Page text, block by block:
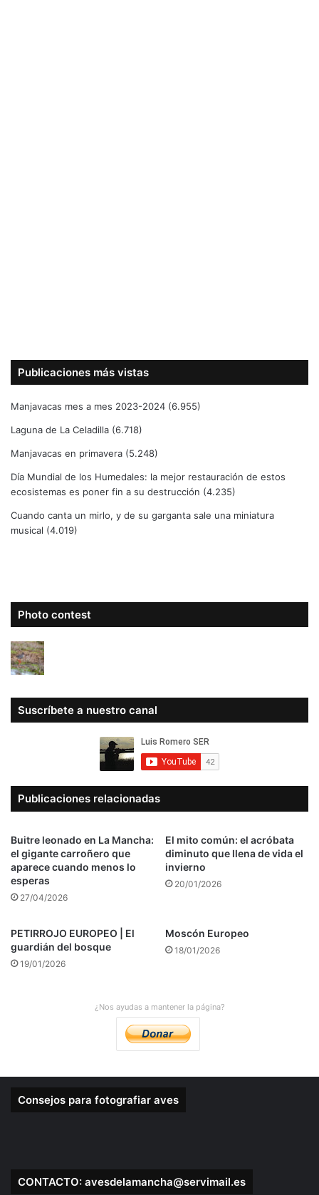
Publicaciones más vistas
Manjavacas mes a mes 2023-2024 (6.955)
Laguna de La Celadilla (6.718)
Manjavacas en primavera (5.248)
Día Mundial de los Humedales: la mejor restauración de estos
ecosistemas es poner fin a su destrucción (4.235)
Cuando canta un mirlo, y de su garganta sale una miniatura
musical (4.019)
Photo contest
Suscríbete a nuestro canal
Publicaciones relacionadas
Buitre leonado en La Mancha:
el gigante carroñero que
aparece cuando menos lo
esperas
27/04/2026
El mito común: el acróbata
diminuto que llena de vida el
invierno
20/01/2026
PETIRROJO EUROPEO | El
guardián del bosque
19/01/2026
Moscón Europeo
18/01/2026
¿Nos ayudas a mantener la página?
Consejos para fotografiar aves
CONTACTO: avesdelamancha@servimail.es